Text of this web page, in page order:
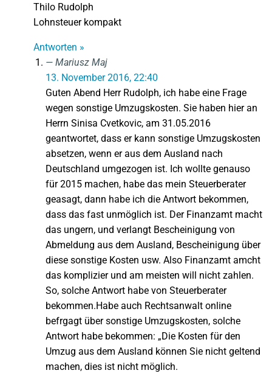
Thilo Rudolph
Lohnsteuer kompakt
Antworten »
Mariusz Maj
13. November 2016, 22:40
Guten Abend Herr Rudolph, ich habe eine Frage
wegen sonstige Umzugskosten. Sie haben hier an
Herrn Sinisa Cvetkovic, am 31.05.2016
geantwortet, dass er kann sonstige Umzugskosten
absetzen, wenn er aus dem Ausland nach
Deutschland umgezogen ist. Ich wollte genauso
für 2015 machen, habe das mein Steuerberater
geasagt, dann habe ich die Antwort bekommen,
dass das fast unmöglich ist. Der Finanzamt macht
das ungern, und verlangt Bescheinigung von
Abmeldung aus dem Ausland, Bescheinigung über
diese sonstige Kosten usw. Also Finanzamt amcht
das komplizier und am meisten will nicht zahlen.
So, solche Antwort habe von Steuerberater
bekommen.Habe auch Rechtsanwalt online
befrgagt über sonstige Umzugskosten, solche
Antwort habe bekommen: „Die Kosten für den
Umzug aus dem Ausland können Sie nicht geltend
machen, dies ist nicht möglich.